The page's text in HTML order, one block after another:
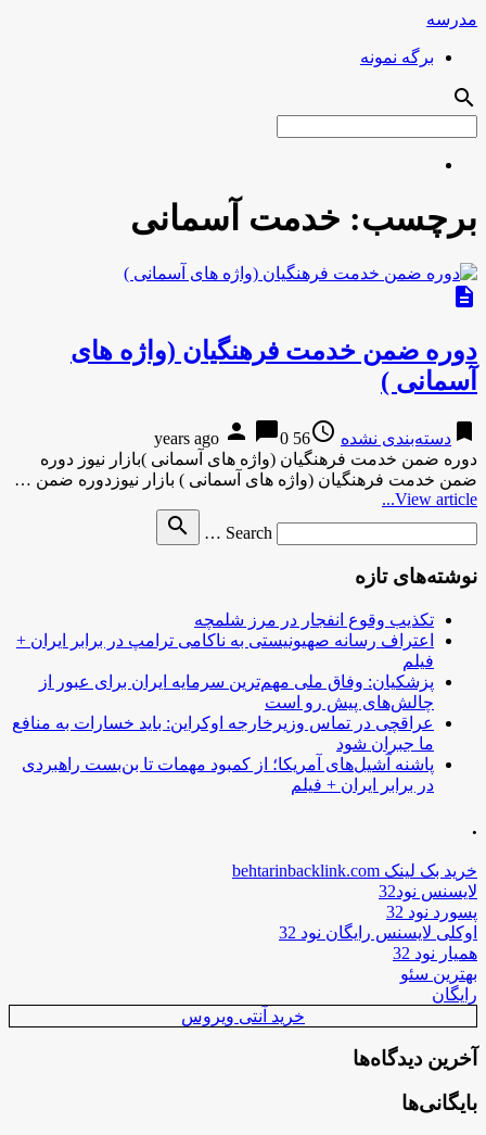
مدرسه
برگه نمونه
search
برچسب: خدمت آسمانی
description
دوره ضمن خدمت فرهنگیان (واژه های
آسمانی )
bookmark دسته‌بندی نشده access_time
56 years ago
person chat_bubble0
دوره ضمن خدمت فرهنگیان (واژه های آسمانی )بازار نیوز دوره
ضمن خدمت فرهنگیان (واژه های آسمانی ) بازار نیوزدوره ضمن …
View article...
Search …
search
نوشته‌های تازه
تکذیب وقوع انفجار در مرز شلمچه
اعتراف رسانه صهیونیستی به ناکامی ترامپ در برابر ایران +
فیلم
پزشکیان: وفاق ملی مهم‌ترین سرمایه ایران برای عبور از
چالش‌های پیش رو است
عراقچی در تماس وزیرخارجه اوکراین: باید خسارات به منافع
ما جبران شود
پاشنه آشیل‌های آمریکا؛ از کمبود مهمات تا بن‌بست راهبردی
در برابر ایران + فیلم
.
خرید بک لینک behtarinbacklink.com
لایسنس نود32
پسورد نود 32
اوکلی لایسنس رایگان نود 32
همیار نود 32
بهترین سئو
رایگان
خرید آنتی ویروس
آخرین دیدگاه‌ها
بایگانی‌ها